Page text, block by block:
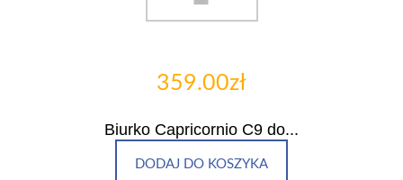
359.00zł
Biurko Capricornio C9 do...
DODAJ DO KOSZYKA